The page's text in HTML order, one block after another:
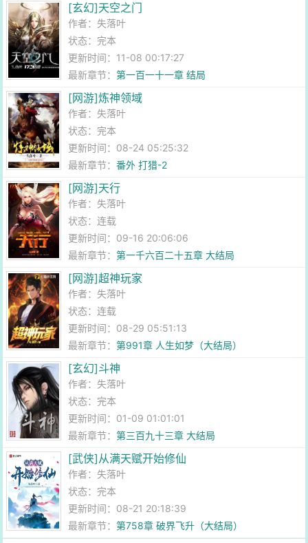
[玄幻]天空之门
作者：失落叶
状态：完本
更新时间：11-08 00:17:27
最新章节：第一百一十一章 结局
[网游]炼神领域
作者：失落叶
状态：完本
更新时间：08-24 05:25:32
最新章节：番外 打猎-2
[网游]天行
作者：失落叶
状态：连载
更新时间：09-16 20:06:06
最新章节：第一千六百二十五章 大结局
[网游]超神玩家
作者：失落叶
状态：连载
更新时间：08-29 05:51:13
最新章节：第991章 人生如梦（大结局）
[玄幻]斗神
作者：失落叶
状态：完本
更新时间：01-09 01:01:01
最新章节：第三百九十三章 大结局
[武侠]从满天赋开始修仙
作者：失落叶
状态：完本
更新时间：08-21 20:18:39
最新章节：第758章 破界飞升（大结局）